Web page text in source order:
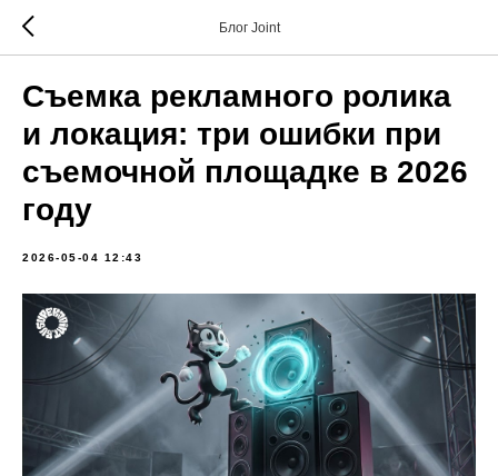
Блог Joint
Съемка рекламного ролика
и локация: три ошибки при
съемочной площадке в 2026
году
2026-05-04 12:43